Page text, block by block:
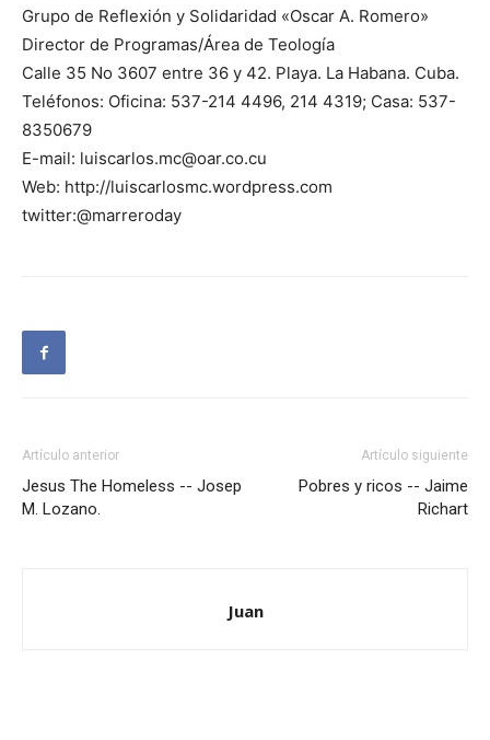
Grupo de Reflexión y Solidaridad «Oscar A. Romero»
Director de Programas/Área de Teología
Calle 35 No 3607 entre 36 y 42. Playa. La Habana. Cuba.
Teléfonos: Oficina: 537-214 4496, 214 4319; Casa: 537-
8350679
E-mail: luiscarlos.mc@oar.co.cu
Web: http://luiscarlosmc.wordpress.com
twitter:@marreroday
Artículo anterior
Jesus The Homeless -- Josep
M. Lozano.
Artículo siguiente
Pobres y ricos -- Jaime
Richart
Juan